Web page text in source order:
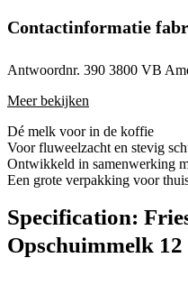
Contactinformatie
Antwoordnr. 390 3800 VB
Meer bekijken
Dé melk voor in de koffie
Voor fluweelzacht en stevig
Ontwikkeld in samenwerking
Een grote verpakking voor
Specification:
Opschuimmelk